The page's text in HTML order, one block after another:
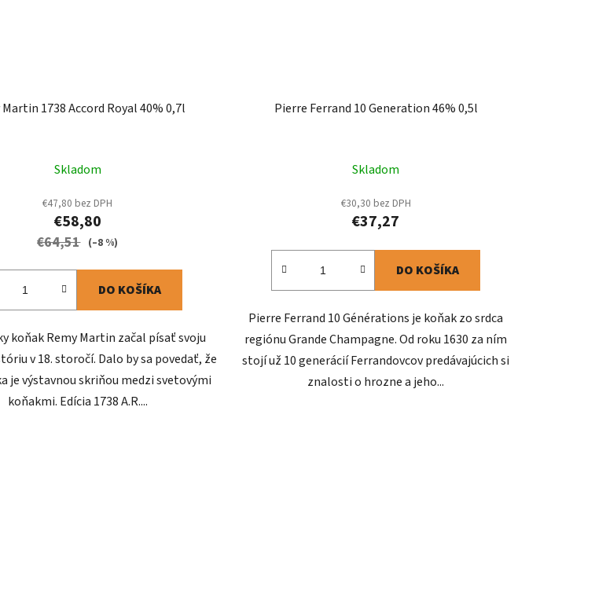
Martin 1738 Accord Royal 40% 0,7l
Skladom
€47,80 bez DPH
€58,80
€64,51 (–8 %)
DO KOŠÍKA
koňak Remy Martin začal písať svoju
v 18. storočí. Dalo by sa povedať, že
je výstavnou skriňou medzi svetovými
koňakmi. Edícia 1738 A.R....
Pierre Ferrand 10 Generation 46% 0,5l
Skladom
€30,30 bez DPH
€37,27
DO KOŠÍKA
Pierre Ferrand 10 Générations je koňak zo srdca
regiónu Grande Champagne. Od roku 1630 za ním
stojí už 10 generácií Ferrandovcov predávajúcich si
znalosti o hrozne a jeho...